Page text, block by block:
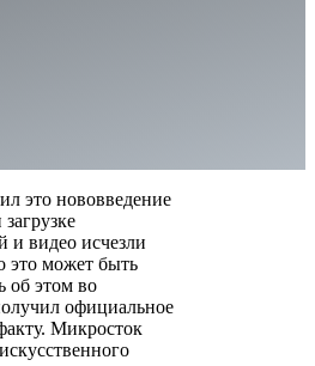
это нововведение
и видео исчезли
это может быть
об этом во
официальное
Микросток